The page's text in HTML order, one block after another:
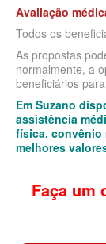
CRUZ AZUL
CUIDAR ME
GNDI PLANO
GARANTIA GS
MED TOUR
Avaliação
Todos os
As propostas
normalmente, a
beneficiários
Em Suzano
assistência
física, convênio
melhores
Faça um